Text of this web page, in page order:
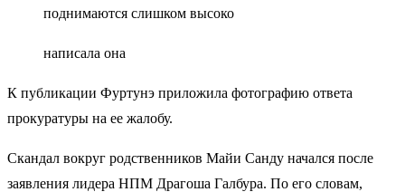
поднимаются слишком высоко
написала она
К публикации Фуртунэ приложила фотографию ответа
прокуратуры на ее жалобу.
Скандал вокруг родственников Майи Санду начался после
заявления лидера НПМ Драгоша Галбура. По его словам,